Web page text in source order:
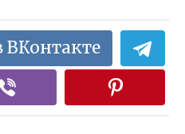
ВКонтакте